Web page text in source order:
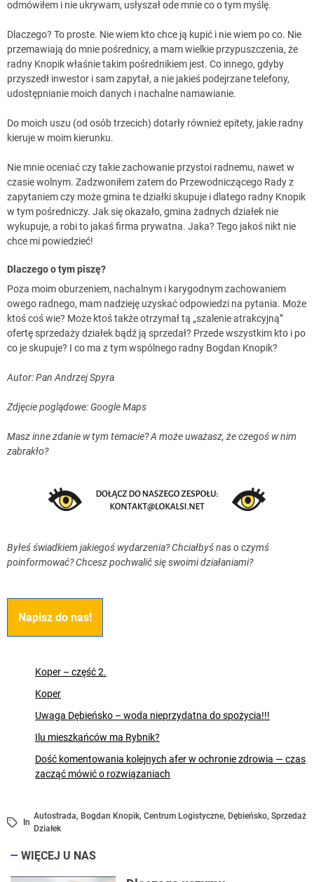
odmówiłem i nie ukrywam, usłyszał ode mnie co o tym myślę.
Dlaczego? To proste. Nie wiem kto chce ją kupić i nie wiem po co. Nie
przemawiają do mnie pośrednicy, a mam wielkie przypuszczenia, że
radny Knopik właśnie takim pośrednikiem jest. Co innego, gdyby
przyszedł inwestor i sam zapytał, a nie jakieś podejrzane telefony,
udostępnianie moich danych i nachalne namawianie.
Do moich uszu (od osób trzecich) dotarły również epitety, jakie radny
kieruje w moim kierunku.
Nie mnie oceniać czy takie zachowanie przystoi radnemu, nawet w
czasie wolnym. Zadzwoniłem zatem do Przewodniczącego Rady z
zapytaniem czy może gmina te działki skupuje i dlatego radny Knopik
w tym pośredniczy. Jak się okazało, gmina żadnych działek nie
wykupuje, a robi to jakaś firma prywatna. Jaka? Tego jakoś nikt nie
chce mi powiedzieć!
Dlaczego o tym piszę?
Poza moim oburzeniem, nachalnym i karygodnym zachowaniem
owego radnego, mam nadzieję uzyskać odpowiedzi na pytania. Może
ktoś coś wie? Może ktoś także otrzymał tą „szalenie atrakcyjną”
ofertę sprzedaży działek bądź ją sprzedał? Przede wszystkim kto i po
co je skupuje? I co ma z tym wspólnego radny Bogdan Knopik?
Autor: Pan AndrzejSpyra
Zdjęcie poglądowe: Google Maps
Masz inne zdanie w tym temacie? A może uważasz, że czegoś w nim
zabrakło?
Byłeś świadkiem jakiegoś wydarzenia? Chciałbyś nas o czymś
poinformować? Chcesz pochwalić się swoimi działaniami?
Napisz do nas!
Koper – część 2.
Koper
Uwaga Dębieńsko – woda nieprzydatna do spożycia!!!
Ilu mieszkańców ma Rybnik?
Dość komentowania kolejnych afer w ochronie zdrowia — czas
zacząć mówić o rozwiązaniach
In
Autostrada, Bogdan Knopik, Centrum Logistyczne, Dębieńsko, Sprzedaż
Działek
WIĘCEJ U NAS